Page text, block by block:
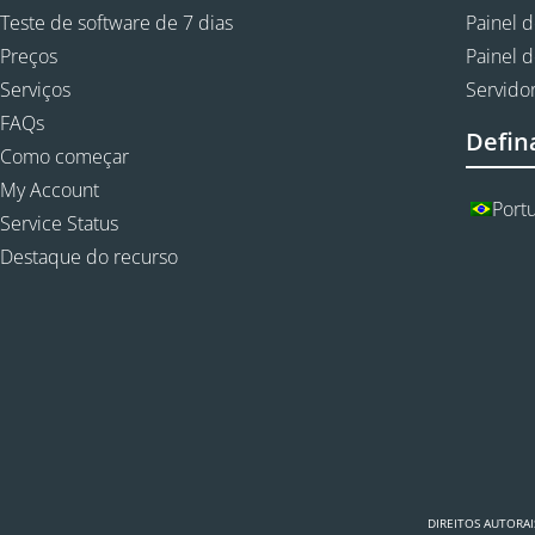
Teste de software de 7 dias
Preços
Serviços
FAQs
Como começar
My Account
Service Status
Destaque do recurso
Painel
Painel
DIREITOS